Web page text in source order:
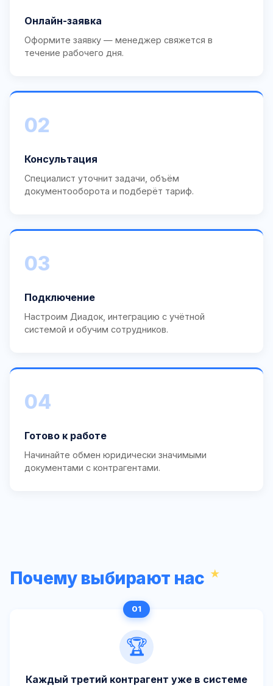
Онлайн-заявка
Оформите заявку — менеджер свяжется в
течение рабочего дня.
02
Консультация
Специалист уточнит задачи, объём
документооборота и подберёт тариф.
03
Подключение
Настроим Диадок, интеграцию с учётной
системой и обучим сотрудников.
04
Готово к работе
Начинайте обмен юридически значимыми
документами с контрагентами.
Почему выбирают нас
🏆
Каждый третий контрагент уже в системе